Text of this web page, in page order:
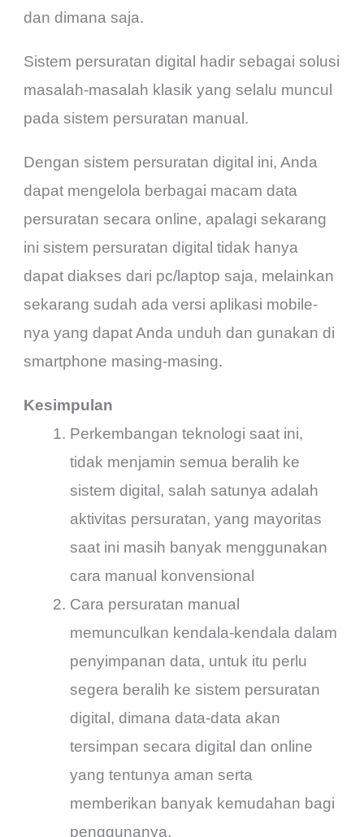
dan dimana saja.
Sistem persuratan digital hadir sebagai solusi
masalah-masalah klasik yang selalu muncul
pada sistem persuratan manual.
Dengan sistem persuratan digital ini, Anda
dapat mengelola berbagai macam data
persuratan secara online, apalagi sekarang
ini sistem persuratan digital tidak hanya
dapat diakses dari pc/laptop saja, melainkan
sekarang sudah ada versi aplikasi mobile-
nya yang dapat Anda unduh dan gunakan di
smartphone masing-masing.
Kesimpulan
Perkembangan teknologi saat ini,
tidak menjamin semua beralih ke
sistem digital, salah satunya adalah
aktivitas persuratan, yang mayoritas
saat ini masih banyak menggunakan
cara manual konvensional
Cara persuratan manual
memunculkan kendala-kendala dalam
penyimpanan data, untuk itu perlu
segera beralih ke sistem persuratan
digital, dimana data-data akan
tersimpan secara digital dan online
yang tentunya aman serta
memberikan banyak kemudahan bagi
penggunanya.